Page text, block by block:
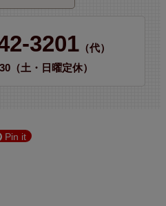
3201（代）
（土・日曜定休）
Pin it